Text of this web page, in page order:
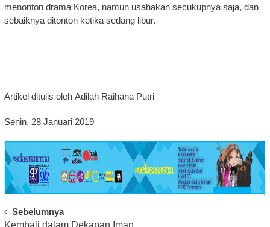
menonton drama Korea, namun usahakan secukupnya saja, dan
sebaiknya ditonton ketika sedang libur.
Artikel ditulis oleh Adilah Raihana Putri
Senin, 28 Januari 2019
Post
Sebelumnya
Kembali dalam Dekapan Iman